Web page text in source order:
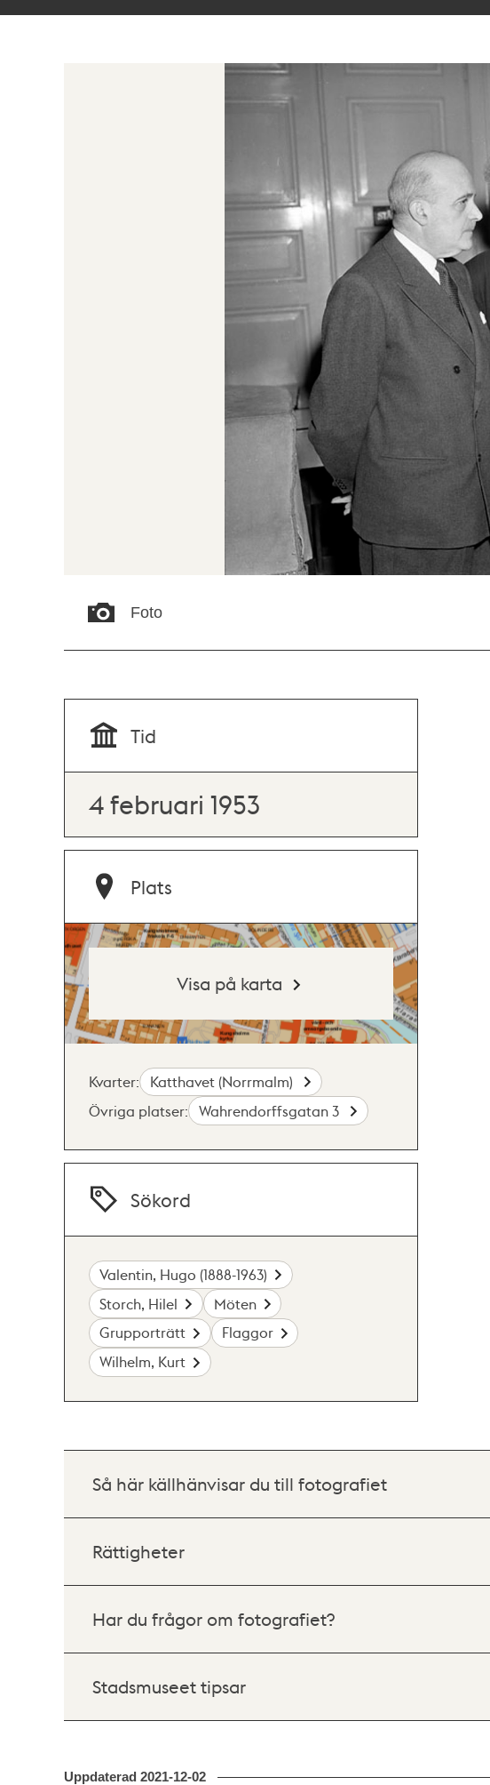
Foto
Tid
4 februari 1953
Plats
Visa på karta
Kvarter:
Katthavet (Norrmalm)
Övriga platser:
Wahrendorffsgatan 3
Sökord
Valentin, Hugo (1888-1963)
Storch, Hilel
Möten
Grupporträtt
Flaggor
Wilhelm, Kurt
Så här källhänvisar du till fotografiet
Rättigheter
Har du frågor om fotografiet?
Stadsmuseet tipsar
Uppdaterad 2021-12-02